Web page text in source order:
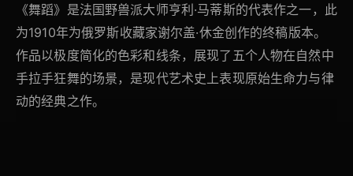
《舞蹈》是法国野兽派大师亨利·马蒂斯的代表作之一，此
为1910年为俄罗斯收藏家谢尔盖·休金创作的终稿版本。
作品以极度简化的色彩和线条，展现了五个人物在自然中
手拉手狂舞的场景，是现代艺术史上表现原始生命力与律
动的经典之作。